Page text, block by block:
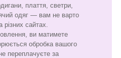
плаття, светри,
одяг — вам не варто
сайтах.
ви матимете
обробка вашого
переплачуєте за